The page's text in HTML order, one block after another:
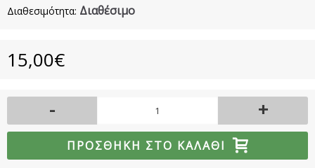
Διαθεσιμότητα: Διαθέσιμο
15,00€
- +
ΠΡΟΣΘΉΚΗ ΣΤΟ ΚΑΛΆΘΙ